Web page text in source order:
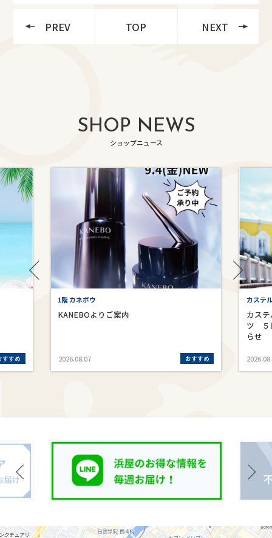
PREV TOP NEXT
SHOP NEWS
ショップニュース
すすめ
1階 カネボウ
KANEBOよりご案内
2026.08.07 おすすめ
カステ
カス
ツ ５
らせ